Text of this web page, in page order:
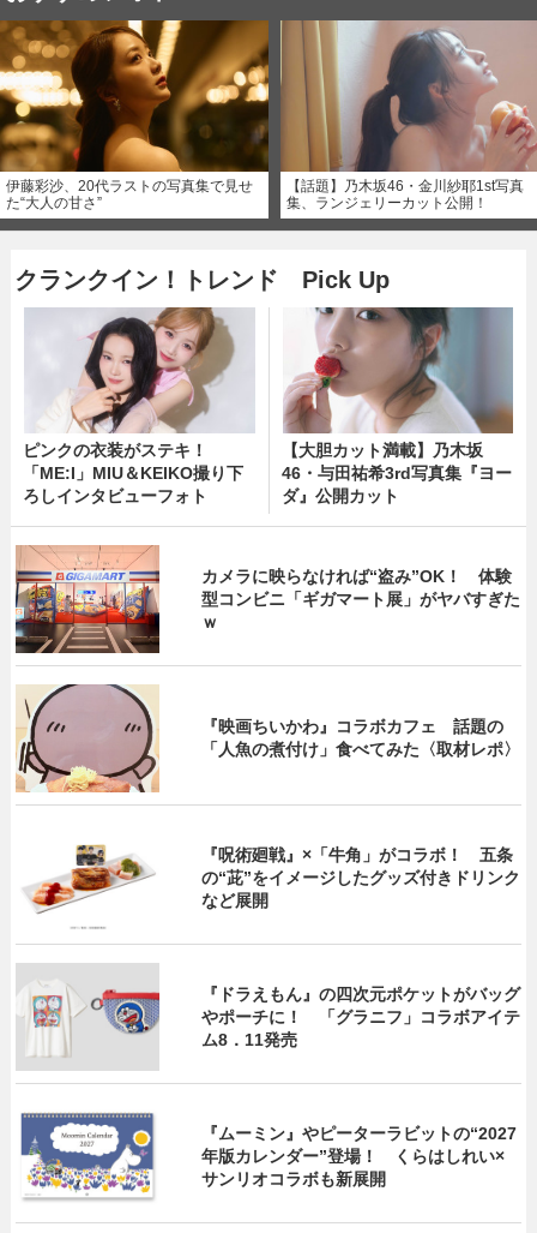
伊藤彩沙、20代ラストの写真集で見せ
た“大人の甘さ”
【話題】乃木坂46・金川紗耶1st写真
集、ランジェリーカット公開！
クランクイン！トレンド Pick Up
ピンクの衣装がステキ！
「ME:I」MIU＆KEIKO撮り下
ろしインタビューフォト
【大胆カット満載】乃木坂
46・与田祐希3rd写真集『ヨー
ダ』公開カット
カメラに映らなければ“盗み”OK！ 体験
型コンビニ「ギガマート展」がヤバすぎた
ｗ
『映画ちいかわ』コラボカフェ 話題の
「人魚の煮付け」食べてみた〈取材レポ〉
『呪術廻戦』×「牛角」がコラボ！ 五条
の“茈”をイメージしたグッズ付きドリンク
など展開
『ドラえもん』の四次元ポケットがバッグ
やポーチに！ 「グラニフ」コラボアイテ
ム8．11発売
『ムーミン』やピーターラビットの“2027
年版カレンダー”登場！ くらはしれい×
サンリオコラボも新展開